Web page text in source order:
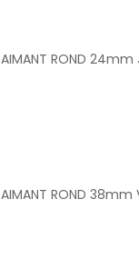
AIMANT ROND 24mm
AIMANT ROND 38mm